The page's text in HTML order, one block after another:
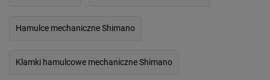
Hamulce mechaniczne Shimano
Klamki hamulcowe mechaniczne Shimano